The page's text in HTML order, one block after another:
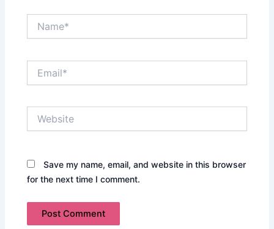
Save my name, email, and website in this browser
for the next time I comment.